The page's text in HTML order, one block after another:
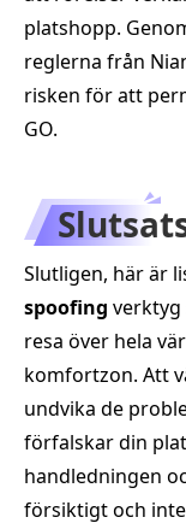
platshopp.
reglerna från
risken för att
GO.
Slutligen, här är
spoofing
resa över hela
komfortzon. Att
undvika de
förfalskar din
handledningen
försiktigt och